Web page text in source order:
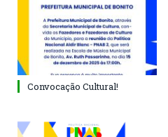
Convocação Cultural!